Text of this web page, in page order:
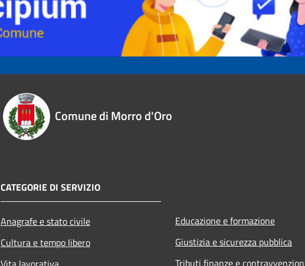
Comune di Morro d'Oro
CATEGORIE DI SERVIZIO
Anagrafe e stato civile
Cultura e tempo libero
Educazione e formazione
Giustizia e sicurezza pubblica
Tributi,finanze e